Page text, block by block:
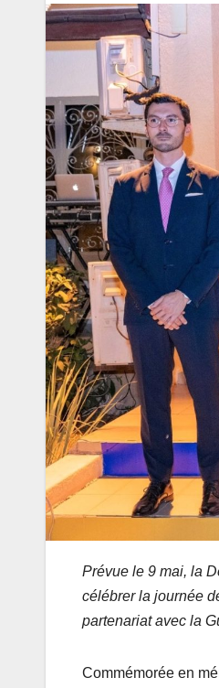
Prévue le 9 mai, la
célébrer la journée
partenariat avec la
Commémorée en